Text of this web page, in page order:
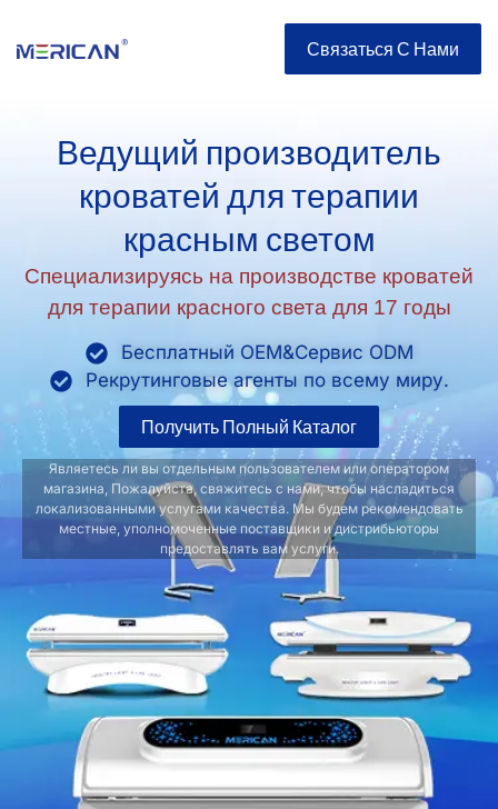
Связаться С Нами
Ведущий производитель
кроватей для терапии
красным светом
Специализируясь на производстве кроватей
для терапии красного света для 17 годы
Бесплатный OEM&Сервис ODM
Рекрутинговые агенты по всему миру.
Получить Полный Каталог
Являетесь ли вы отдельным пользователем или оператором
магазина, Пожалуйста, свяжитесь с нами, чтобы насладиться
локализованными услугами качества. Мы будем рекомендовать
местные, уполномоченные поставщики и дистрибьюторы
предоставлять вам услуги.